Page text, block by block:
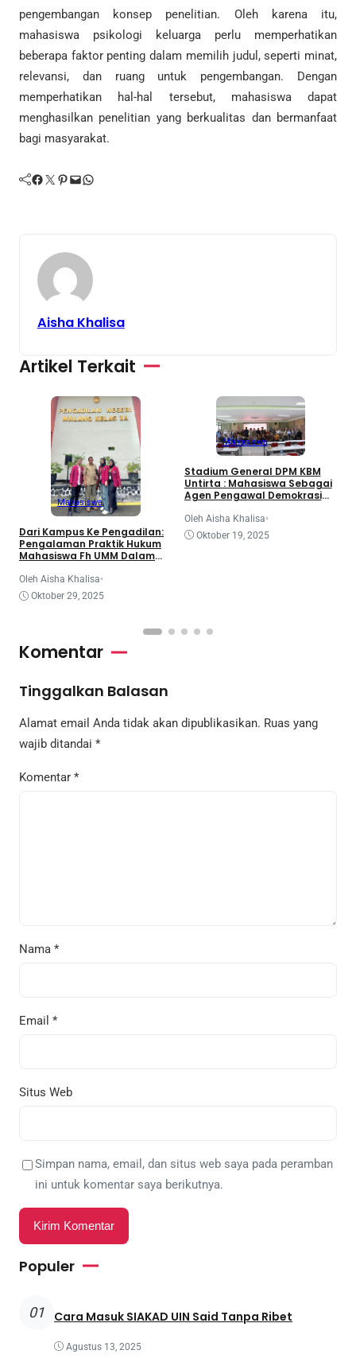
pengembangan konsep penelitian. Oleh karena itu,
mahasiswa psikologi keluarga perlu memperhatikan
beberapa faktor penting dalam memilih judul, seperti minat,
relevansi, dan ruang untuk pengembangan. Dengan
memperhatikan hal-hal tersebut, mahasiswa dapat
menghasilkan penelitian yang berkualitas dan bermanfaat
bagi masyarakat.
Facebook Twitter Pinterest Mail WhatsApp
Aisha Khalisa
Artikel Terkait
Mahasiswa
Dari Kampus Ke Pengadilan:
Pengalaman Praktik Hukum
Mahasiswa Fh UMM Dalam
Oleh Aisha Khalisa•
Oktober 29, 2025
Mahasiswa
Stadium General DPM KBM
Untirta : Mahasiswa Sebagai
Agen Pengawal Demokrasi
Nasional
Oleh Aisha Khalisa•
Oktober 19, 2025
Komentar
Tinggalkan Balasan
Alamat email Anda tidak akan dipublikasikan. Ruas yang
wajib ditandai *
Komentar *
Nama *
Email *
Situs Web
Simpan nama, email, dan situs web saya pada peramban
ini untuk komentar saya berikutnya.
Populer
01 Cara Masuk SIAKAD UIN Said Tanpa Ribet
Agustus 13, 2025